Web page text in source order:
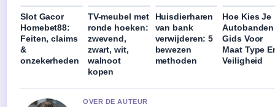
Slot Gacor
Homebet88:
Feiten, claims
&
onzekerheden
TV-meubel met
ronde hoeken:
zwevend,
zwart, wit,
walnoot
kopen
Huisdierharen
van bank
verwijderen: 5
bewezen
methoden
Hoe Kies Je
Autobanden
Gids Voor
Maat Type
Veiligheid
OVER DE AUTEUR